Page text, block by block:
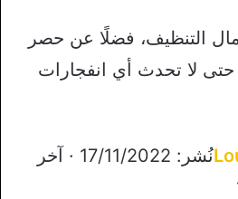
التنظيف، فضلًا عن حصر
لا تحدث أي انفجارات
نُشر: 17/11/2022 · آخر